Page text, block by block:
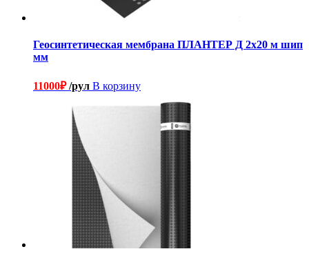
Геосинтетическая мембрана ПЛАНТЕР Д 2х20 м шип
мм
11000₽/рул В корзину